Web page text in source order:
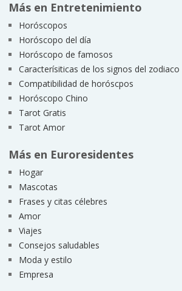
Más en Entretenimiento
Horóscopos
Horóscopo del día
Horóscopo de famosos
Caracterísiticas de los signos del zodiaco
Compatibilidad de horóscpos
Horóscopo Chino
Tarot Gratis
Tarot Amor
Más en Euroresidentes
Hogar
Mascotas
Frases y citas célebres
Amor
Viajes
Consejos saludables
Moda y estilo
Empresa